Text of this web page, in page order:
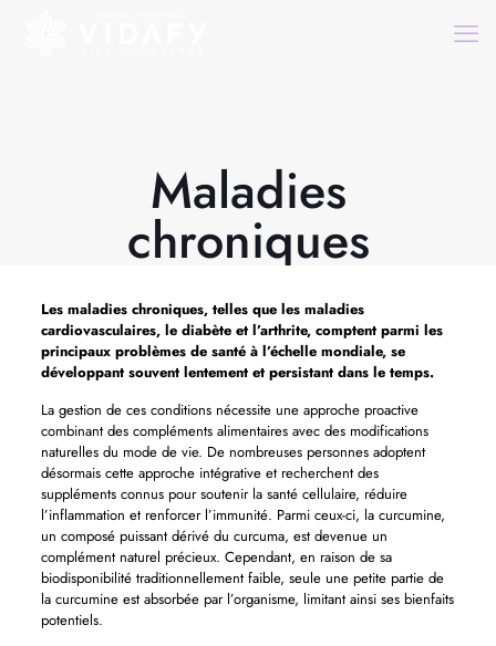
Maladies
chroniques
Les maladies chroniques,telles que les maladies
cardiovasculaires, le diabète et l’arthrite, comptent parmi les
principaux problèmes de santé à l’échelle mondiale, se
développant souvent lentement et persistant dans le temps.
La gestion de ces conditions nécessite une approche proactive
combinant des compléments alimentaires avec des modifications
naturelles du mode de vie. De nombreuses personnes adoptent
désormais cette approche intégrative et recherchent des
suppléments connus pour soutenir la santé cellulaire, réduire
l’inflammation et renforcer l’immunité. Parmi ceux-ci, la curcumine,
un composé puissant dérivé du curcuma, est devenue un
complément naturel précieux. Cependant, en raison de sa
biodisponibilité traditionnellement faible, seule une petite partie de
la curcumine est absorbée par l’organisme, limitant ainsi ses bienfaits
potentiels.